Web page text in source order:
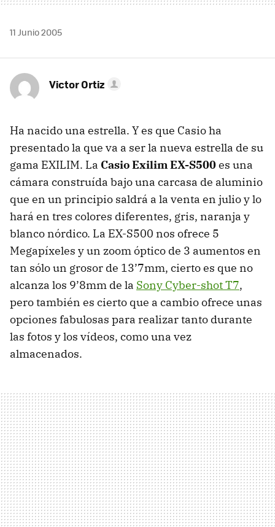
11 Junio 2005
Victor Ortiz
Ha nacido una estrella. Y es que Casio ha
presentado la que va a ser la nueva estrella de su
gama EXILIM. La Casio Exilim EX-S500es una
cámara construída bajo una carcasa de aluminio
que en un principio saldrá a la venta en julio y lo
hará en tres colores diferentes, gris, naranja y
blanco nórdico. La EX-S500 nos ofrece 5
Megapíxeles y un zoom óptico de 3 aumentos en
tan sólo un grosor de 13’7mm, cierto es que no
alcanza los 9’8mm de la Sony Cyber-shot T7,
pero también es cierto que a cambio ofrece unas
opciones fabulosas para realizar tanto durante
las fotos y los vídeos, como una vez
almacenados.